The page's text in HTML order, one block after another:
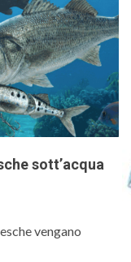
sott’acqua
vengano